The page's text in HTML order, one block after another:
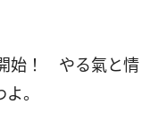
始！ やる氣と情
。